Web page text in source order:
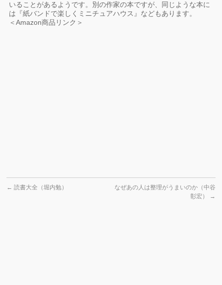
いることがあるようです。別の作家の本ですが、同じような本に
は『紙バンドで楽しくミニチュアハウス』などもあります。
＜Amazon商品リンク＞
← 読書大全（堀内勉）
なぜあの人は整理がうまいのか（中谷
彰宏）
→